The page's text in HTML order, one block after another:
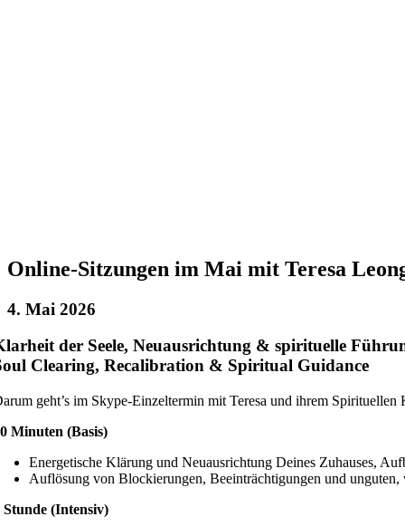
Online-Sitzungen im Mai mit Teresa
4. Mai 2026
der Seele, Neuausrichtung & spirituelle
Clearing, Recalibration & Spiritual Guidance
geht’s im Skype-Einzeltermin mit Teresa und ihrem Spirituellen
Minuten (Basis)
Energetische Klärung und Neuausrichtung Deines Zuhauses,
Auflösung von Blockierungen, Beeinträchtigungen und unguten,
Stunde (Intensiv)